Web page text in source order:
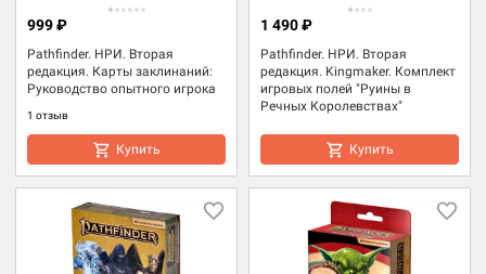
Pathfinder. НРИ. Вторая
редакция. Карты заклинаний:
Руководство опытного игрока
1 отзыв
999 ₽
Купить
Pathfinder. НРИ. Вторая
редакция. Kingmaker. Комплект
игровых полей "Руины в
Речных Королевствах"
1 490 ₽
Купить